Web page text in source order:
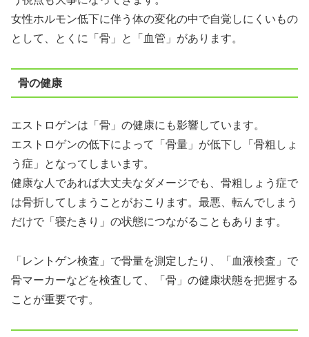
女性ホルモン低下に伴う体の変化の中で自覚しにくいもの
として、とくに「骨」と「血管」があります。
骨の健康
エストロゲンは「骨」の健康にも影響しています。
エストロゲンの低下によって「骨量」が低下し「骨粗しょ
う症」となってしまいます。
健康な人であれば大丈夫なダメージでも、骨粗しょう症で
は骨折してしまうことがおこります。最悪、転んでしまう
だけで「寝たきり」の状態につながることもあります。
「レントゲン検査」で骨量を測定したり、「血液検査」で
骨マーカーなどを検査して、「骨」の健康状態を把握する
ことが重要です。